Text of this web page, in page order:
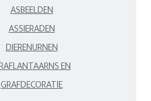
ASBEELDEN
ASSIERADEN
DIERENURNEN
EN
GRAFDECORATIE